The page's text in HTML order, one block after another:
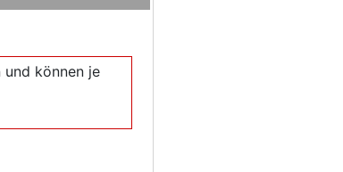
und können je